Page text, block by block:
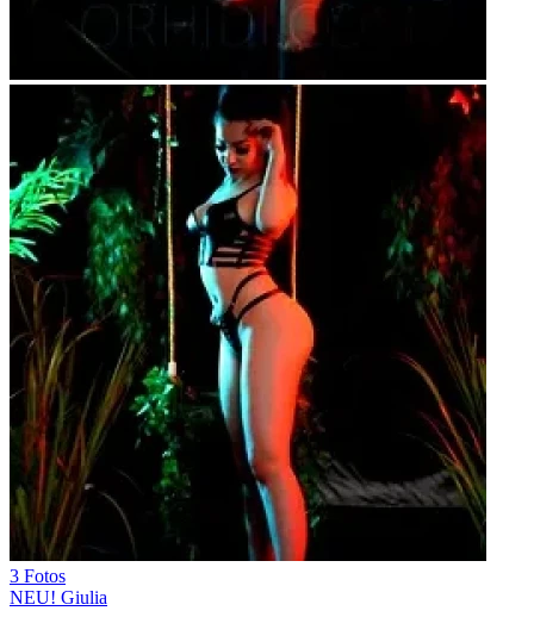
3 Fotos
NEU! Giulia